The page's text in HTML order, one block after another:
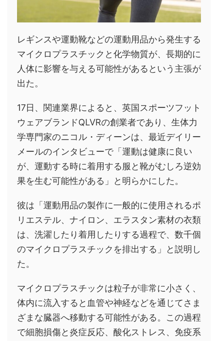
レギンスや運動靴などの運動用品から発生する
マイクロプラスチックと化学物質が、長期的に
人体に影響を与える可能性があるという主張が
出た。
17日、関連業界によると、英国スポーツフット
ウェアブランドQLVRの創業者であり、生体力
学専門家のニコル・ディーンは、最近デイリー
メールのインタビューで「運動は健康に良い
が、運動する時に着用する服と靴がむしろ逆効
果を生む可能性がある」と明らかにした。
彼は「運動用品の製作に一般的に使用されるポ
リエステル、ナイロン、エラスタン素材の衣類
は、洗濯したり着用したりする過程で、数千個
のマイクロプラスチックを排出する」と説明し
た。
マイクロプラスチックは粒子が非常に小さく、
体内に流入すると血管や神経などを通じてさま
ざまな臓器へ移動する可能性がある。この過程
で細胞損傷と炎症反応、酸化ストレス、免疫系